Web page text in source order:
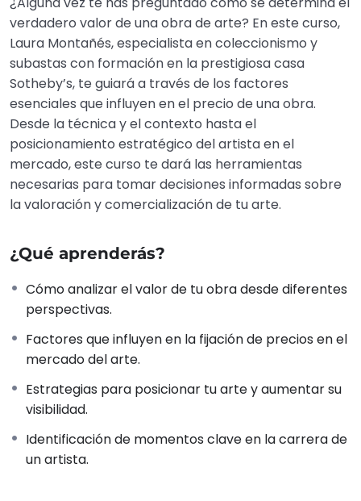
verdadero valor de una obra de arte? En este curso,
Laura Montañés, especialista en coleccionismo y
subastas con formación en la prestigiosa casa
Sotheby’s, te guiará a través de los factores
esenciales que influyen en el precio de una obra.
Desde la técnica y el contexto hasta el
posicionamiento estratégico del artista en el
mercado, este curso te dará las herramientas
necesarias para tomar decisiones informadas sobre
la valoración y comercialización de tu arte.
¿Qué aprenderás?
Cómo analizar el valor de tu obra desde diferentes
perspectivas.
Factores que influyen en la fijación de precios en el
mercado del arte.
Estrategias para posicionar tu arte y aumentar su
visibilidad.
Identificación de momentos clave en la carrera de
un artista.